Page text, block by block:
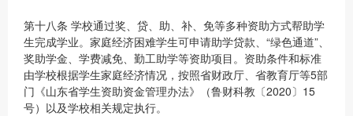
第十八条 学校通过奖、贷、助、补、免等多种资助方式帮助学
生完成学业。家庭经济困难学生可申请助学贷款、“绿色通道”、
奖助学金、学费减免、勤工助学等资助项目。资助条件和标准
由学校根据学生家庭经济情况，按照省财政厅、省教育厅等5部
门《山东省学生资助资金管理办法》（鲁财科教〔2020〕15
号）以及学校相关规定执行。